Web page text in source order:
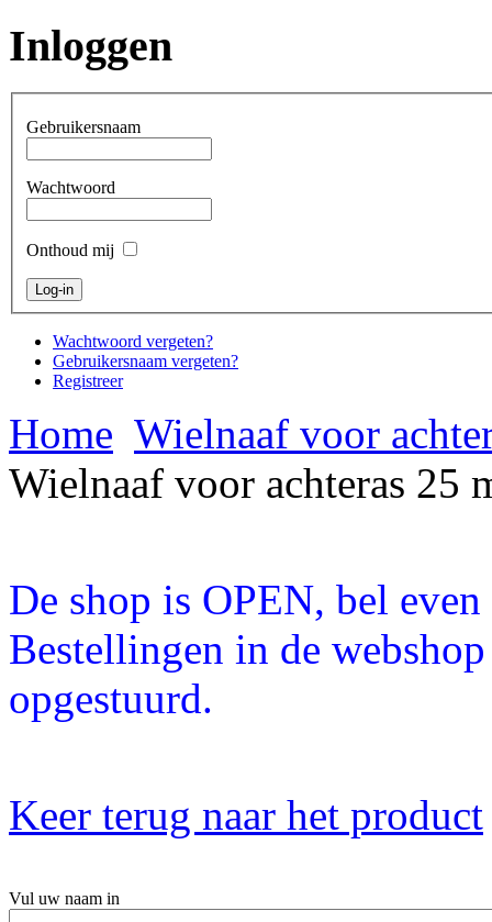
Inloggen
Gebruikersnaam
Wachtwoord
Onthoud mij
Wachtwoord vergeten?
Gebruikersnaam vergeten?
Registreer
Home Wielnaaf voor
Wielnaaf voor achteras 25
De shop is OPEN, bel
Bestellingen in de
opgestuurd.
Keer terug naar het product
Vul uw naam in